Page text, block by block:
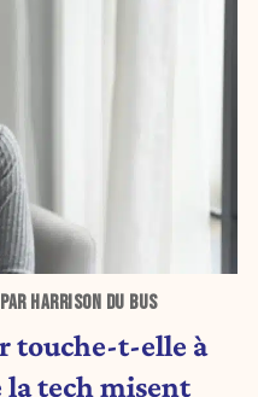
HARRISON DU BUS
touche-t-elle à
la tech misent